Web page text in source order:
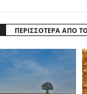
ΠΕΡΙΣΣΟΤΕΡΑ ΑΠΟ